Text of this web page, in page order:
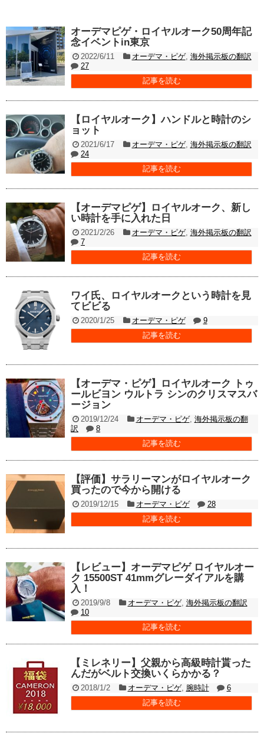
オーデマピゲ・ロイヤルオーク50周年記
念イベントin東京
2022/6/11 オーデマ・ピゲ, 海外掲示板の翻訳
27
記事を読む
【ロイヤルオーク】ハンドルと時計のシ
ョット
2021/6/17 オーデマ・ピゲ, 海外掲示板の翻訳
24
記事を読む
【オーデマピゲ】ロイヤルオーク、新し
い時計を手に入れた日
2021/2/26 オーデマ・ピゲ, 海外掲示板の翻訳
7
記事を読む
ワイ氏、ロイヤルオークという時計を見
てビビる
2020/1/25 オーデマ・ピゲ
9
記事を読む
【オーデマ・ピゲ】ロイヤルオーク トゥ
ールビヨン ウルトラ シンのクリスマスバ
ージョン
2019/12/24 オーデマ・ピゲ, 海外掲示板の翻
訳
8
記事を読む
【評価】サラリーマンがロイヤルオーク
買ったので今から開ける
2019/12/15 オーデマ・ピゲ
28
記事を読む
【レビュー】オーデマピゲ ロイヤルオー
ク 15500ST 41mmグレーダイアルを購
入！
2019/9/8 オーデマ・ピゲ, 海外掲示板の翻訳
10
記事を読む
【ミレネリー】父親から高級時計貰った
んだがベルト交換いくらかかる？
2018/1/2 オーデマ・ピゲ, 腕時計
6
記事を読む